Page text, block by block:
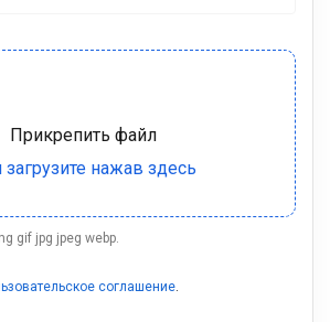
gif jpg jpeg webp.
соглашение.